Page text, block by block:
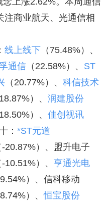
商业航天、光通信相
线上线下（75.48%）、
通信（22.58%）、 ST
（20.77%）、 科信技术
18.87%）、 润建股份
18.50%）、 佳创视讯
： *ST元道
-20.87%）、盟升电子
-10.51%）、 亨通光电
9.54%）、信科移动
）、恒宝股份